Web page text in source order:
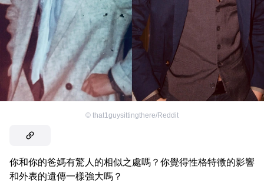
© that1guysittingthere/Reddit
你和你的爸媽有驚人的相似之處嗎？你覺得性格特徵的影響
和外表的遺傳一樣強大嗎？